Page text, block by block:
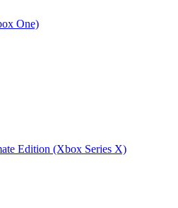
One)
Edition (Xbox Series X)